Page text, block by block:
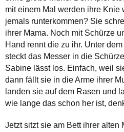
mit einem Mal werden ihre
jemals runterkommen? Sie
ihrer Mama. Noch mit Schürze
Hand rennt die zu ihr. Unter
steckt das Messer in die
Sabine lässt los. Einfach, weil
dann fällt sie in die Arme ihrer
landen sie auf dem Rasen und
wie lange das schon her ist,
Jetzt sitzt sie am Bett ihrer alten